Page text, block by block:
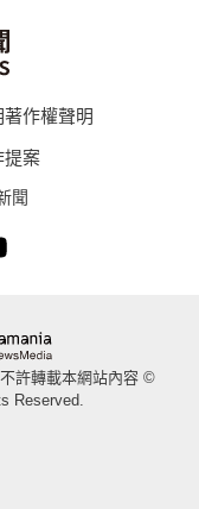
著作權聲明
提案
聞
許轉載本網站內容 ©
Reserved.